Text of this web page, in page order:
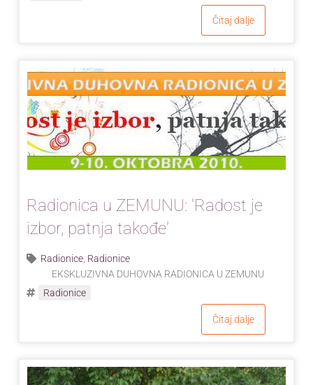
Čitaj dalje
Radionica u ZEMUNU: 'Radost je
izbor, patnja takođe'
Radionice Radionice
EKSKLUZIVNA DUHOVNA RADIONICA U ZEMUNU
Radionice
Čitaj dalje